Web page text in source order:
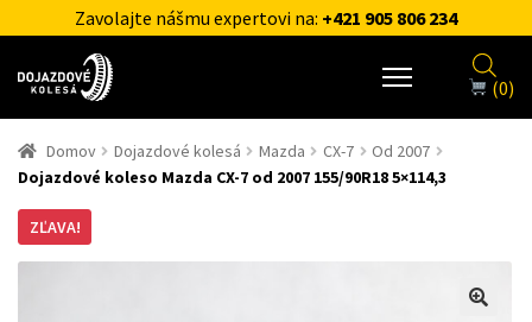
Zavolajte nášmu expertovi na: +421 905 806 234
(0)
Domov Dojazdové kolesá Mazda CX-7
Od 2007
Dojazdové koleso Mazda CX-7 od 2007 155/90R18 5×114,3
ZĽAVA!